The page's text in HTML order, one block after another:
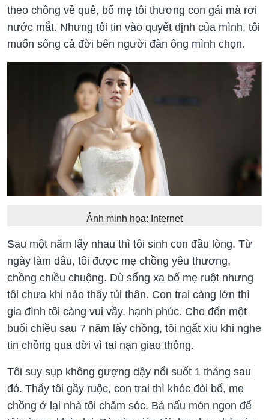
theo chồng về quê, bố mẹ tôi thương con gái mà rơi
nước mắt. Nhưng tôi tin vào quyết định của mình, tôi
muốn sống cả đời bên người đàn ông mình chọn.
Ảnh minh họa: Internet
Sau một năm lấy nhau thì tôi sinh con đầu lòng. Từ
ngày làm dâu, tôi được mẹ chồng yêu thương,
chồng chiều chuộng. Dù sống xa bố mẹ ruột nhưng
tôi chưa khi nào thấy tủi thân. Con trai càng lớn thì
gia đình tôi càng vui vầy, hạnh phúc. Cho đến một
buổi chiều sau 7 năm lấy chồng, tôi ngất xỉu khi nghe
tin chồng qua đời vì tai nạn giao thông.
Tôi suy sụp không gượng dậy nổi suốt 1 tháng sau
đó. Thấy tôi gầy ruộc, con trai thì khóc đòi bố, mẹ
chồng ở lại nhà tôi chăm sóc. Bà nấu món ngon để